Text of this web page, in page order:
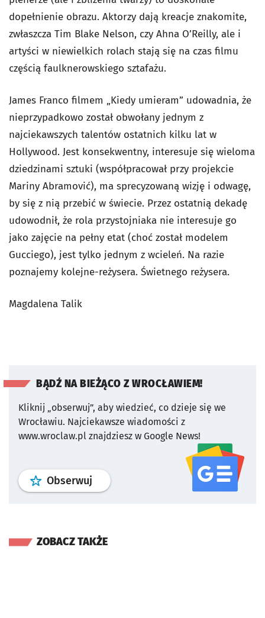
dopełnienie obrazu. Aktorzy dają kreacje znakomite,
zwłaszcza Tim Blake Nelson, czy Ahna O’Reilly, ale i
artyści w niewielkich rolach stają się na czas filmu
częścią faulknerowskiego sztafażu.
James Franco filmem „Kiedy umieram” udowadnia, że
nieprzypadkowo został obwołany jednym z
najciekawszych talentów ostatnich kilku lat w
Hollywood. Jest konsekwentny, interesuje się wieloma
dziedzinami sztuki (współpracował przy projekcie
Mariny Abramović), ma sprecyzowaną wizję i odwagę,
by się z nią przebić w świecie. Przez ostatnią dekadę
udowodnił, że rola przystojniaka nie interesuje go
jako zajęcie na pełny etat (choć został modelem
Gucciego), jest tylko jednym z wcieleń. Na razie
poznajemy kolejne-reżysera. Świetnego reżysera.
Magdalena Talik
BĄDŹ NA BIEŻĄCO Z WROCŁAWIEM!
Kliknij „obserwuj”, aby wiedzieć, co dzieje się we
Wrocławiu. Najciekawsze wiadomości z
www.wroclaw.pl znajdziesz w Google News!
Obserwuj profil serwisu
ZOBACZ TAKŻE